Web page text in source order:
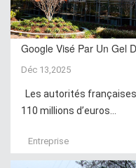
Google Visé Par Un Gel
Déc 13,2025
Les autorités
110 millions d’euros...
Entreprise